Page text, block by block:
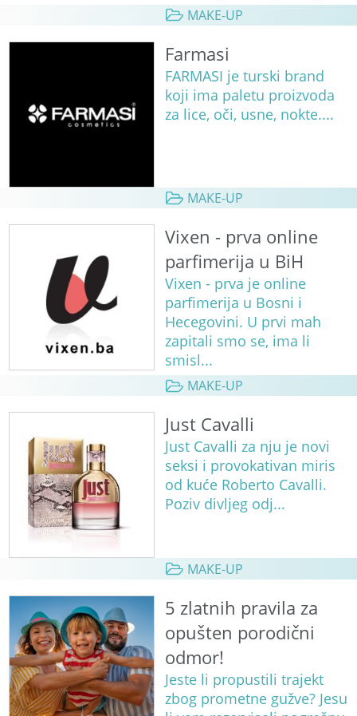
MAKE-UP
Farmasi
FARMASI je turski brand
koji ima paletu proizvoda
za lice, oči, usne, nokte....
MAKE-UP
Vixen - prva online
parfimerija u BiH
Vixen - prva je online
parfimerija u Bosni i
Hecegovini. U prvi mah
zapitali smo se, ima li
smisl...
MAKE-UP
Just Cavalli
Just Cavalli za nju je novi
seksi i provokativan miris
od kuće Roberto Cavalli.
Poziv divljeg odj...
MAKE-UP
5 zlatnih pravila za
opušten porodični
odmor!
Jeste li propustili trajekt
zbog prometne gužve? Jesu